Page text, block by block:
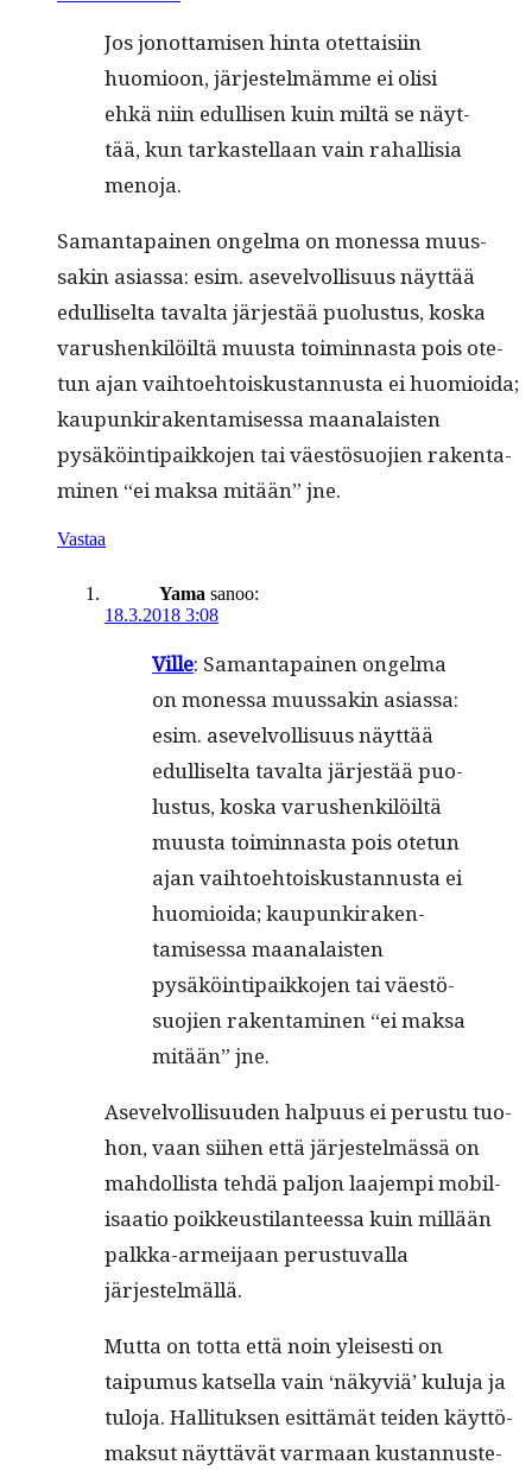
Jos jonot­tamisen hin­ta otet­taisi­in
huomioon, jär­jestelmämme ei olisi
ehkä niin edullisen kuin miltä se näyt­
tää, kun tarkastel­laan vain rahal­lisia
menoja.
Saman­ta­painen ongel­ma on mon­es­sa muus­
sakin asi­as­sa: esim. asevelvol­lisu­us näyt­tää
edulliselta taval­ta jär­jestää puo­lus­tus, kos­ka
varushenkilöiltä muus­ta toimin­nas­ta pois ote­
tun ajan vai­h­toe­htoiskus­tan­nus­ta ei huomioi­da;
kaupunki­rak­en­tamises­sa maanalais­ten
pysäköin­tipaikko­jen tai väestö­suo­jien rak­en­t­a­
mi­nen “ei mak­sa mitään” jne.
Vastaa
Yama sanoo:
18.3.2018 3:08
Ville: Saman­ta­painen ongel­ma
on mon­es­sa muus­sakin asi­as­sa:
esim. asevelvol­lisu­us näyt­tää
edulliselta taval­ta jär­jestää puo­
lus­tus, kos­ka varushenkilöiltä
muus­ta toimin­nas­ta pois ote­tun
ajan vai­h­toe­htoiskus­tan­nus­ta ei
huomioi­da; kaupunki­rak­en­
tamises­sa maanalais­ten
pysäköin­tipaikko­jen tai väestö­
suo­jien rak­en­t­a­mi­nen “ei mak­sa
mitään” jne.
Asevelvol­lisu­u­den halpu­us ei perus­tu tuo­
hon, vaan siihen että jär­jestelmässä on
mah­dol­lista tehdä paljon laa­jem­pi mobil­
isaa­tio poikkeusti­lanteessa kuin mil­lään
palk­ka-armei­jaan perus­tu­val­la
järjestelmällä.
Mut­ta on tot­ta että noin yleis­es­ti on
taipumus kat­sel­la vain ‘näkyviä’ kulu­ja ja
tulo­ja. Hal­li­tuk­sen esit­tämät tei­den käyt­tö­
mak­sut näyt­tävät var­maan kus­tan­nuste­